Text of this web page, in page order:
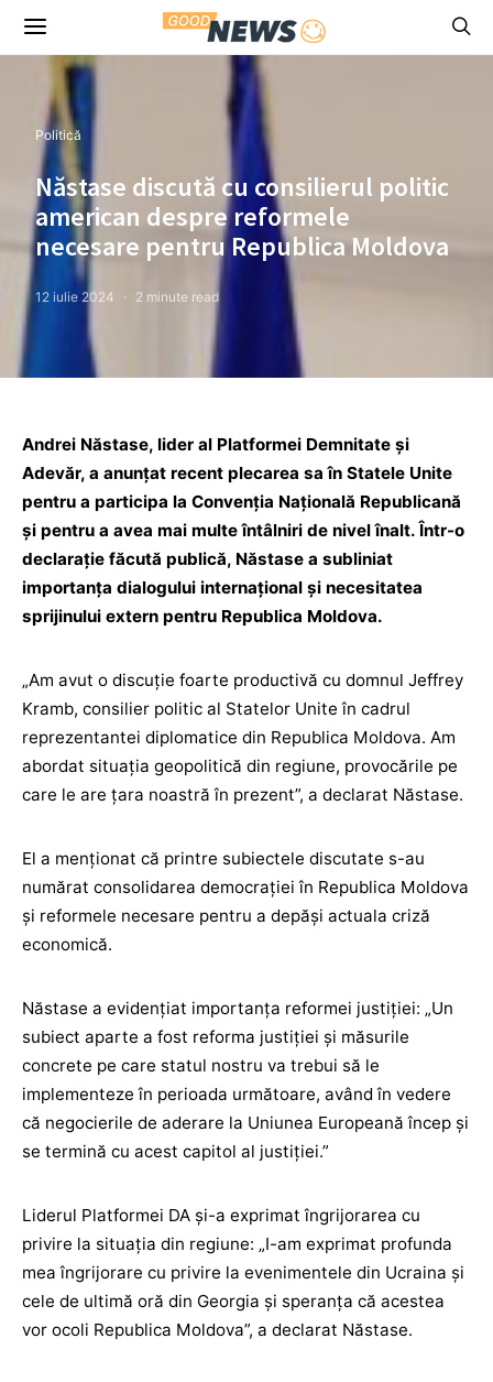
Politică
Năstase discută cu consilierul politic
american despre reformele
necesare pentru Republica Moldova
12 iulie 2024 2 minute read
Andrei Năstase, lider al Platformei Demnitate și
Adevăr, a anunțat recent plecarea sa în Statele Unite
pentru a participa la Convenția Națională Republicană
și pentru a avea mai multe întâlniri de nivel înalt. Într-o
declarație făcută publică, Năstase a subliniat
importanța dialogului internațional și necesitatea
sprijinului extern pentru Republica Moldova.
„Am avut o discuție foarte productivă cu domnul Jeffrey
Kramb, consilier politic al Statelor Unite în cadrul
reprezentantei diplomatice din Republica Moldova. Am
abordat situația geopolitică din regiune, provocările pe
care le are țara noastră în prezent”, a declarat Năstase.
El a menționat că printre subiectele discutate s-au
numărat consolidarea democrației în Republica Moldova
și reformele necesare pentru a depăși actuala criză
economică.
Năstase a evidențiat importanța reformei justiției: „Un
subiect aparte a fost reforma justiției și măsurile
concrete pe care statul nostru va trebui să le
implementeze în perioada următoare, având în vedere
că negocierile de aderare la Uniunea Europeană încep și
se termină cu acest capitol al justiției.”
Liderul Platformei DA și-a exprimat îngrijorarea cu
privire la situația din regiune: „I-am exprimat profunda
mea îngrijorare cu privire la evenimentele din Ucraina și
cele de ultimă oră din Georgia și speranța că acestea
vor ocoli Republica Moldova”, a declarat Năstase.